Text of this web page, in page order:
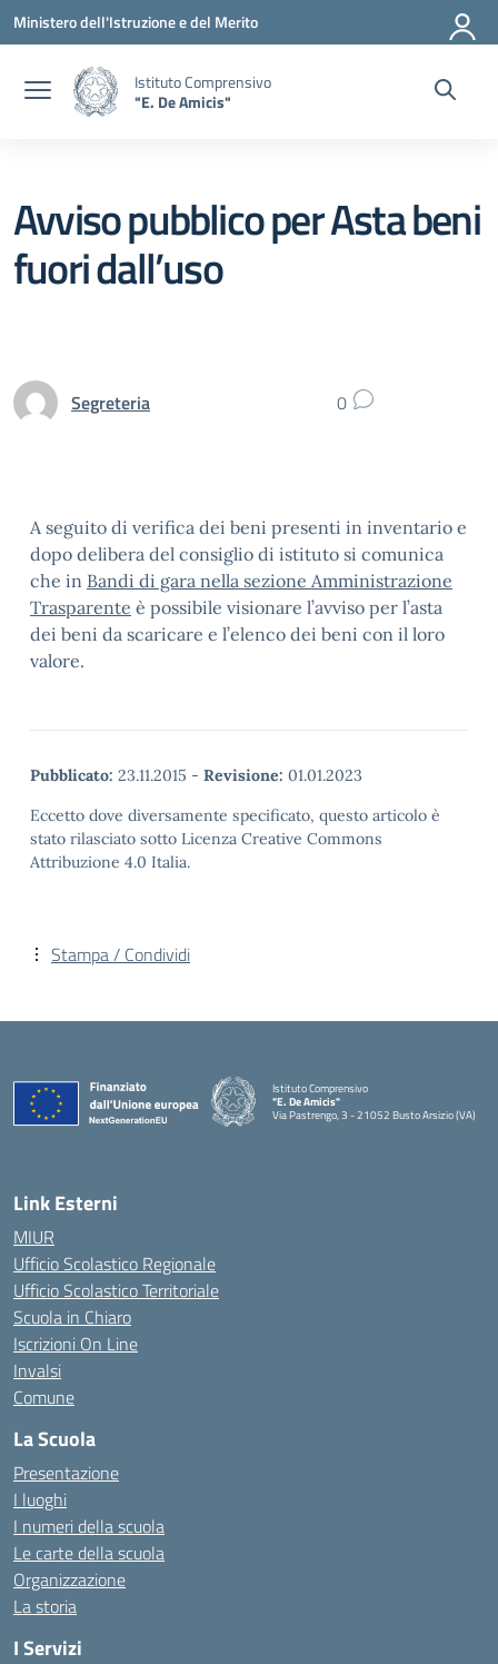
Vai ai contenuti
Vai al menu di navigazione
Vai al footer
Ministero dell'Istruzione e del Merito
Istituto Comprensivo
"E. De Amicis"
Avviso pubblico per Asta beni
fuori dall’uso
Segreteria 0
A seguito di verifica dei beni presenti in inventario e
dopo delibera del consiglio di istituto si comunica
che in Bandi di gara nella sezione Amministrazione
Trasparente è possibile visionare l’avviso per l’asta
dei beni da scaricare e l’elenco dei beni con il loro
valore.
Pubblicato: 23.11.2015 - Revisione: 01.01.2023
Eccetto dove diversamente specificato, questo articolo è
stato rilasciato sotto Licenza Creative Commons
Attribuzione 4.0 Italia.
Stampa / Condividi
Istituto Comprensivo
"E. De Amicis"
Via Pastrengo, 3 - 21052 Busto Arsizio (VA)
Link Esterni
MIUR
Ufficio Scolastico Regionale
Ufficio Scolastico Territoriale
Scuola in Chiaro
Iscrizioni On Line
Invalsi
Comune
La Scuola
Presentazione
I luoghi
I numeri della scuola
Le carte della scuola
Organizzazione
La storia
I Servizi